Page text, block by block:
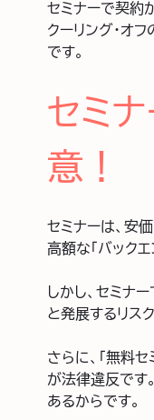
セミナーで契約
クーリング・オ
です。
セミ
意！
セミナーは、安
高額な「バック
しかし、セミナ
と発展するリス
さらに、「無料
が法律違反です
あるからです。